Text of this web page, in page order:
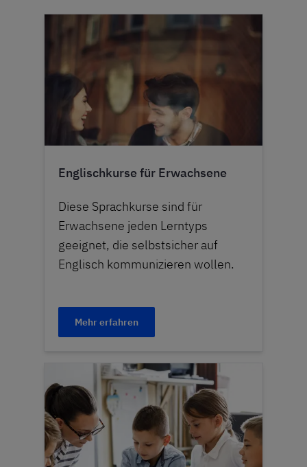
Englischkurse für Erwachsene
Diese Sprachkurse sind für
Erwachsene jeden Lerntyps
geeignet, die selbstsicher auf
Englisch kommunizieren wollen.
Mehr erfahren